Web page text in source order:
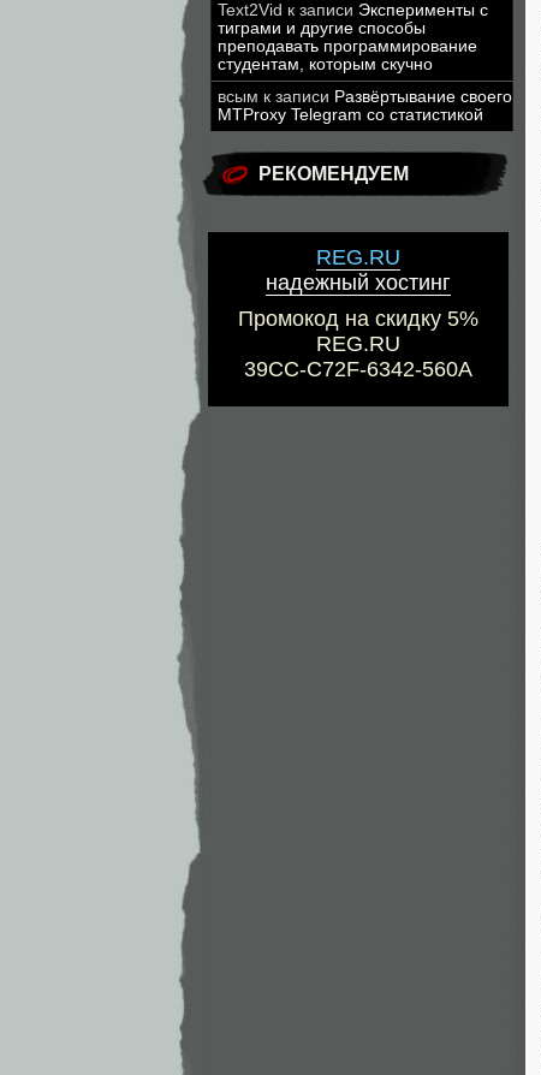
Text2Vid к записи Эксперименты с
тиграми и другие способы
преподавать программирование
студентам, которым скучно
всым к записи Развёртывание своего
MTProxy Telegram со статистикой
РЕКОМЕНДУЕМ
REG.RU
надежный хостинг
Промокод на скидку 5%
REG.RU
39CC-C72F-6342-560A